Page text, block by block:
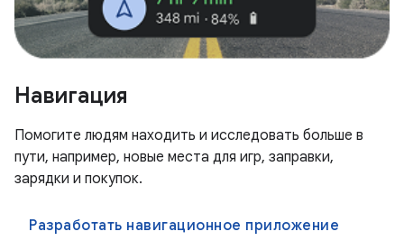
Навигация
Помогите людям находить и исследовать больше в
пути, например, новые места для игр, заправки,
зарядки и покупок.
Разработать навигационное приложение